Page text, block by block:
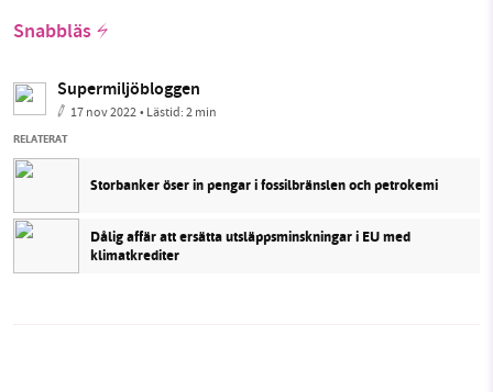
Snabbläs
Supermiljöbloggen
17 nov 2022• Lästid:2 min
RELATERAT
Storbanker öser in pengar i fossilbränslen och petrokemi
Dålig affär att ersätta utsläppsminskningar i EU med
klimatkrediter